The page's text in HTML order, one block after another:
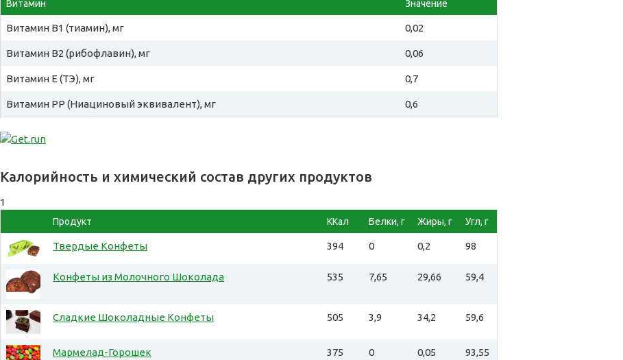
Витамин Значение
Витамин B1 (тиамин), мг 0,02
Витамин B2 (рибофлавин), мг 0,06
Витамин E (ТЭ), мг 0,7
Витамин PP (Ниациновый эквивалент), мг 0,6
Калорийность и химический состав других продуктов
1
Продукт ККал Белки, г Жиры, г Угл, г
Твердые Конфеты 394 0 0,2 98
Конфеты из Молочного Шоколада 535 7,65 29,66 59,4
Сладкие Шоколадные Конфеты 505 3,9 34,2 59,6
Мармелад-Горошек 375 0 0,05 93,55